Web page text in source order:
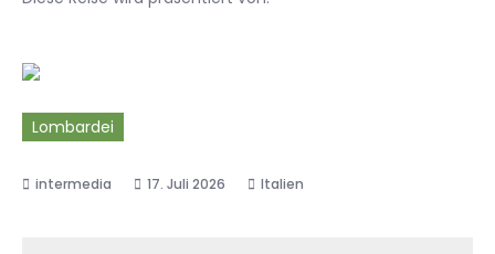
Lombardei
17. Juli 2026 Italien